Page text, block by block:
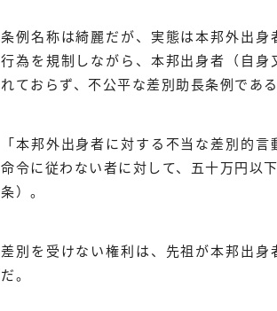
条例名称は綺麗だが、実態は本邦外出
行為を規制しながら、本邦出身者（自
れておらず、不公平な差別助長条例であ
「本邦外出身者に対する不当な差別的
命令に従わない者に対して、五十万円以
条）。
差別を受けない権利は、先祖が本邦出
だ。